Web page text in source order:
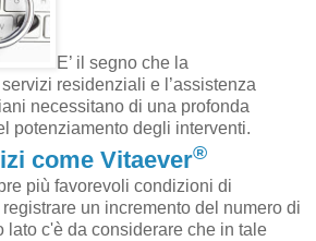
E’ il segno che la
residenziali e l’assistenza
necessitano di una profonda
potenziamento degli interventi.
come Vitaever®
più favorevoli condizioni di
un incremento del numero di
lato c'è da considerare che in tale